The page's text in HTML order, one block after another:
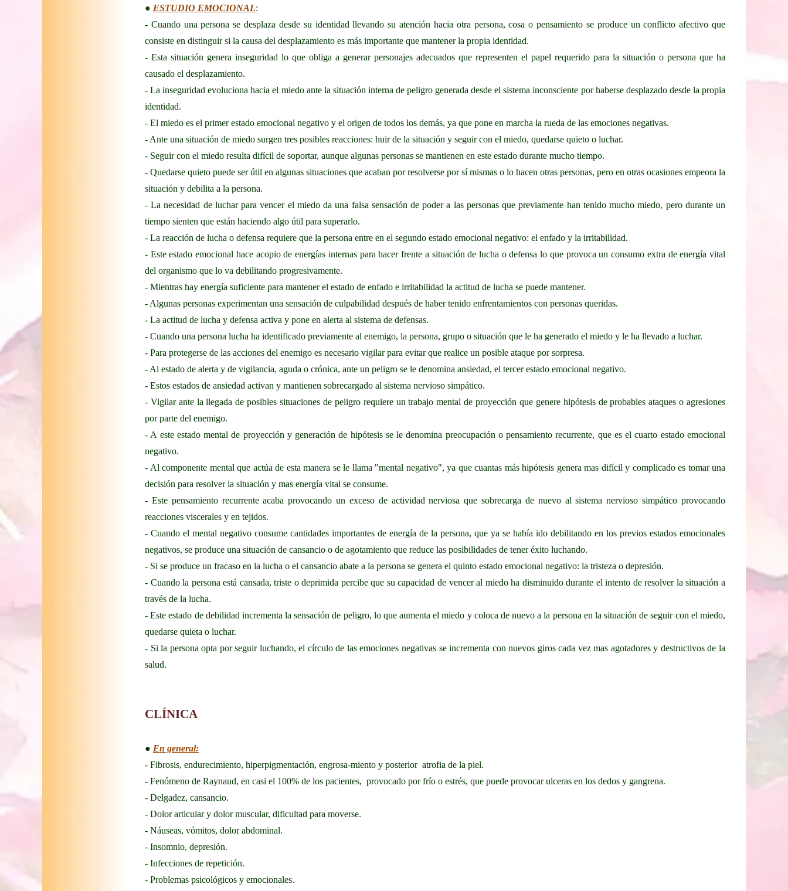
● ESTUDIO EMOCIONAL:
- Cuando una persona se desplaza desde su identidad llevando su atención hacia otra persona, cosa o pensamiento se produce un conflicto afectivo que
consiste en distinguir si la causa del desplazamiento es más importante que mantener la propia identidad.
- Esta situación genera inseguridad lo que obliga a generar personajes adecuados que representen el papel requerido para la situación o persona que ha
causado el desplazamiento.
- La inseguridad evoluciona hacia el miedo ante la situación interna de peligro generada desde el sistema inconsciente por haberse desplazado desde la propia
identidad.
- El miedo es el primer estado emocional negativo y el origen de todos los demás, ya que pone en marcha la rueda de las emociones negativas.
- Ante una situación de miedo surgen tres posibles reacciones: huir de la situación y seguir con el miedo, quedarse quieto o luchar.
- Seguir con el miedo resulta difícil de soportar, aunque algunas personas se mantienen en este estado durante mucho tiempo.
- Quedarse quieto puede ser útil en algunas situaciones que acaban por resolverse por sí mismas o lo hacen otras personas, pero en otras ocasiones empeora la
situación y debilita a la persona.
- La necesidad de luchar para vencer el miedo da una falsa sensación de poder a las personas que previamente han tenido mucho miedo, pero durante un
tiempo sienten que están haciendo algo útil para superarlo.
- La reacción de lucha o defensa requiere que la persona entre en el segundo estado emocional negativo: el enfado y la irritabilidad.
- Este estado emocional hace acopio de energías internas para hacer frente a situación de lucha o defensa lo que provoca un consumo extra de energía vital
del organismo que lo va debilitando progresivamente.
- Mientras hay energía suficiente para mantener el estado de enfado e irritabilidad la actitud de lucha se puede mantener.
- Algunas personas experimentan una sensación de culpabilidad después de haber tenido enfrentamientos con personas queridas.
- La actitud de lucha y defensa activa y pone en alerta al sistema de defensas.
- Cuando una persona lucha ha identificado previamente al enemigo, la persona, grupo o situación que le ha generado el miedo y le ha llevado a luchar.
- Para protegerse de las acciones del enemigo es necesario vigilar para evitar que realice un posible ataque por sorpresa.
- Al estado de alerta y de vigilancia, aguda o crónica, ante un peligro se le denomina ansiedad, el tercer estado emocional negativo.
- Estos estados de ansiedad activan y mantienen sobrecargado al sistema nervioso simpático.
- Vigilar ante la llegada de posibles situaciones de peligro requiere un trabajo mental de proyección que genere hipótesis de probables ataques o agresiones
por parte del enemigo.
- A este estado mental de proyección y generación de hipótesis se le denomina preocupación o pensamiento recurrente, que es el cuarto estado emocional
negativo.
- Al componente mental que actúa de esta manera se le llama "mental negativo", ya que cuantas más hipótesis genera mas difícil y complicado es tomar una
decisión para resolver la situación y mas energía vital se consume.
- Este pensamiento recurrente acaba provocando un exceso de actividad nerviosa que sobrecarga de nuevo al sistema nervioso simpático provocando
reacciones viscerales y en tejidos.
- Cuando el mental negativo consume cantidades importantes de energía de la persona, que ya se había ido debilitando en los previos estados emocionales
negativos, se produce una situación de cansancio o de agotamiento que reduce las posibilidades de tener éxito luchando.
- Si se produce un fracaso en la lucha o el cansancio abate a la persona se genera el quinto estado emocional negativo: la tristeza o depresión.
- Cuando la persona está cansada, triste o deprimida percibe que su capacidad de vencer al miedo ha disminuido durante el intento de resolver la situación a
través de la lucha.
- Este estado de debilidad incrementa la sensación de peligro, lo que aumenta el miedo y coloca de nuevo a la persona en la situación de seguir con el miedo,
quedarse quieta o luchar.
- Si la persona opta por seguir luchando, el círculo de las emociones negativas se incrementa con nuevos giros cada vez mas agotadores y destructivos de la
salud.
CLÍNICA
● En general:
- Fibrosis, endurecimiento, hiperpigmentación, engrosa-miento y posterior atrofia de la piel.
- Fenómeno de Raynaud, en casi el 100% de los pacientes, provocado por frío o estrés, que puede provocar ulceras en los dedos y gangrena.
- Delgadez, cansancio.
- Dolor articular y dolor muscular, dificultad para moverse.
- Náuseas, vómitos, dolor abdominal.
- Insomnio, depresión.
- Infecciones de repetición.
- Problemas psicológicos y emocionales.